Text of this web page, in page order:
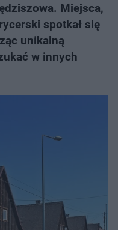
Miejsca,
spotkał się
unikalną
w innych